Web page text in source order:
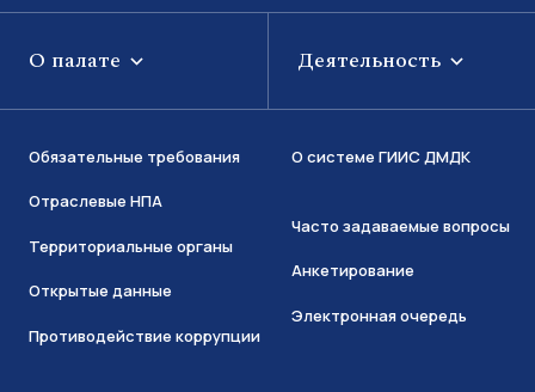
О палате Деятельность
Обязательные требования
Отраслевые НПА
Территориальные органы
Открытые данные
Противодействие коррупции
О системе ГИИС ДМДК
Часто задаваемые вопросы
Анкетирование
Электронная очередь